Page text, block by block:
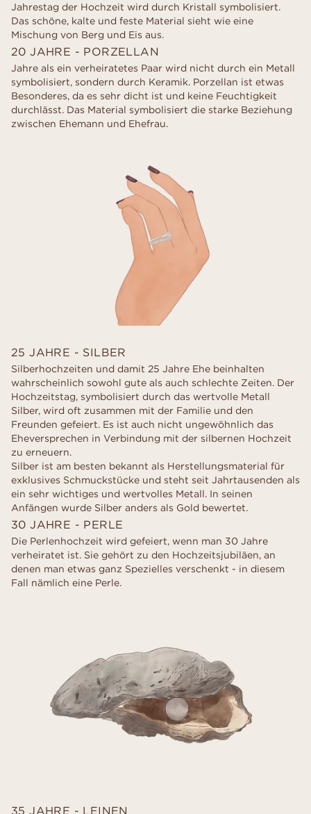
Jahrestag der Hochzeit wird durch Kristall symbolisiert.
Das schöne, kalte und feste Material sieht wie eine
Mischung von Berg und Eis aus.
20 JAHRE - PORZELLAN
Jahre als ein verheiratetes Paar wird nicht durch ein Metall
symbolisiert, sondern durch Keramik. Porzellan ist etwas
Besonderes, da es sehr dicht ist und keine Feuchtigkeit
durchlässt. Das Material symbolisiert die starke Beziehung
zwischen Ehemann und Ehefrau.
25 JAHRE - SILBER
Silberhochzeiten und damit 25 Jahre Ehe beinhalten
wahrscheinlich sowohl gute als auch schlechte Zeiten. Der
Hochzeitstag, symbolisiert durch das wertvolle Metall
Silber, wird oft zusammen mit der Familie und den
Freunden gefeiert. Es ist auch nicht ungewöhnlich das
Eheversprechen in Verbindung mit der silbernen Hochzeit
zu erneuern.
Silber ist am besten bekannt als Herstellungsmaterial für
exklusives Schmuckstücke und steht seit Jahrtausenden als
ein sehr wichtiges und wertvolles Metall. In seinen
Anfängen wurde Silber anders als Gold bewertet.
30 JAHRE - PERLE
Die Perlenhochzeit wird gefeiert, wenn man 30 Jahre
verheiratet ist. Sie gehört zu den Hochzeitsjubiläen, an
denen man etwas ganz Spezielles verschenkt - in diesem
Fall nämlich eine Perle.
35 JAHRE - LEINEN